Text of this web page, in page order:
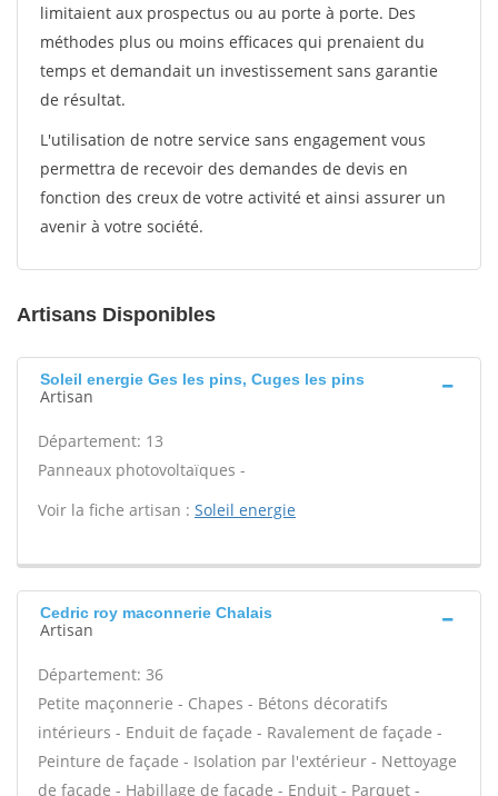
limitaient aux prospectus ou au porte à porte. Des
méthodes plus ou moins efficaces qui prenaient du
temps et demandait un investissement sans garantie
de résultat.
L'utilisation de notre service sans engagement vous
permettra de recevoir des demandes de devis en
fonction des creux de votre activité et ainsi assurer un
avenir à votre société.
Artisans Disponibles
Soleil energie Ges les pins, Cuges les pins
Artisan
Département: 13
Panneaux photovoltaïques -
Voir la fiche artisan : Soleil energie
Cedric roy maconnerie Chalais
Artisan
Département: 36
Petite maçonnerie - Chapes - Bétons décoratifs
intérieurs - Enduit de façade - Ravalement de façade -
Peinture de façade - Isolation par l'extérieur - Nettoyage
de façade - Habillage de façade - Enduit - Parquet -